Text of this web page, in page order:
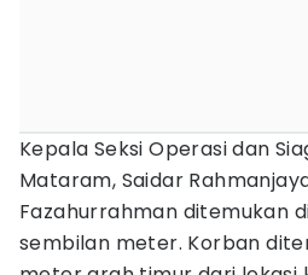
Kepala Seksi Operasi dan
Mataram, Saidar
Fazahurrahman ditemukan
sembilan meter. Korban